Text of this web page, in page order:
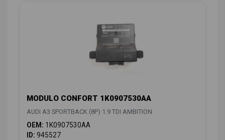
MODULO CONFORT 1K0907530AA
AUDI A3 SPORTBACK (8P) 1.9 TDI AMBITION
OEM: 1K0907530AA
ID: 945527